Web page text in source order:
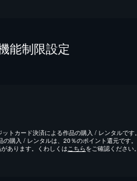
能制限設定
トカード決済による作品の購入 / レンタルです。
購入 / レンタルは、20％のポイント還元です。
あります。くわしくは こちらをご確認ください。